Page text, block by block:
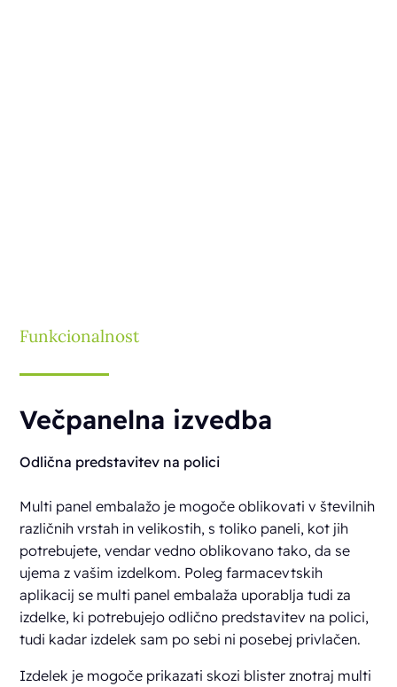
Funkcionalnost
Večpanelna izvedba
Odlična predstavitev na polici
Multi panel embalažo je mogoče oblikovati v številnih
različnih vrstah in velikostih, s toliko paneli, kot jih
potrebujete, vendar vedno oblikovano tako, da se
ujema z vašim izdelkom. Poleg farmacevtskih
aplikacij se multi panel embalaža uporablja tudi za
izdelke, ki potrebujejo odlično predstavitev na polici,
tudi kadar izdelek sam po sebi ni posebej privlačen.
Izdelek je mogoče prikazati skozi blister znotraj multi